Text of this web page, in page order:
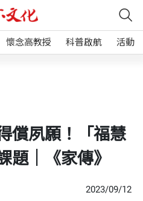
懷念高教授 科普啟航 活動
償夙願！「福慧
題｜《家傳》
2023/09/12